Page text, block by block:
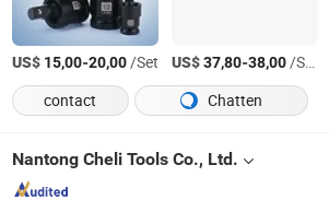
US$ 15,00-20,00/Set US$37,80-38,00/Stuk
contact
Chatten
Nantong Cheli Tools Co., Ltd.